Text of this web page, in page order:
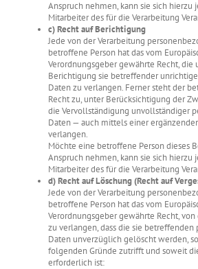
Anspruch nehmen, kann sie sich hierzu
Mitarbeiter des für die Verarbeitung
c) Recht auf Berichtigung
Jede von der Verarbeitung
betroffene Person hat das vom
Verordnungsgeber gewährte Recht, die
Berichtigung sie betreffender
Daten zu verlangen. Ferner steht der
Recht zu, unter Berücksichtigung der
die Vervollständigung unvollständiger
Daten — auch mittels einer
verlangen.
Möchte eine betroffene Person dieses
Anspruch nehmen, kann sie sich hierzu
Mitarbeiter des für die Verarbeitung
d) Recht auf Löschung (Recht auf
Jede von der Verarbeitung
betroffene Person hat das vom
Verordnungsgeber gewährte Recht,
zu verlangen, dass die sie
Daten unverzüglich gelöscht werden,
folgenden Gründe zutrifft und soweit
erforderlich ist: